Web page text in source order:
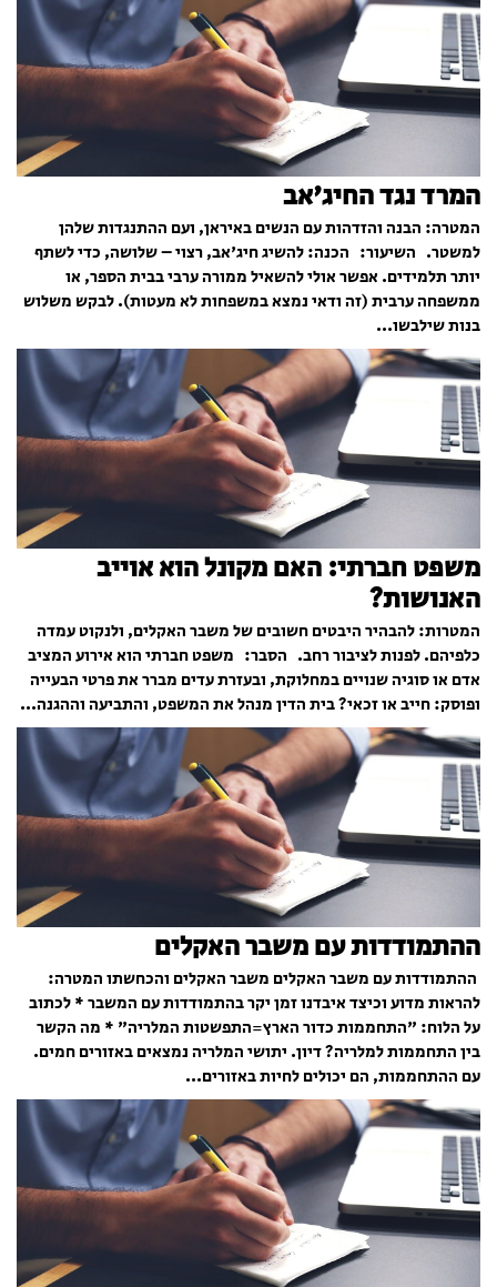
המרד נגד החיג'אב
המטרה: הבנה והזדהות עם הנשים באיראן, ועם ההתנגדות שלהן
למשטר. השיעור: הכנה: להשיג חיג'אב, רצוי – שלושה, כדי לשתף
יותר תלמידים. אפשר אולי להשאיל ממורה ערבי בבית הספר, או
ממשפחה ערבית (זה ודאי נמצא במשפחות לא מעטות). לבקש משלוש
בנות שילבשו...
משפט חברתי: האם מקונל הוא אוייב
האנושות?
המטרות: להבהיר היבטים חשובים של משבר האקלים, ולנקוט עמדה
כלפיהם. לפנות לציבור רחב. הסבר: משפט חברתי הוא אירוע המציב
אדם או סוגיה שנויים במחלוקת, ובעזרת עדים מברר את פרטי הבעייה
ופוסק: חייב או זכאי? בית הדין מנהל את המשפט, והתביעה וההגנה...
ההתמודדות עם משבר האקלים
ההתמודדות עם משבר האקלים משבר האקלים והכחשתו המטרה:
להראות מדוע וכיצד איבדנו זמן יקר בהתמודדות עם המשבר * לכתוב
על הלוח: "התחממות כדור הארץ=התפשטות המלריה" * מה הקשר
בין התחממות למלריה? דיון. יתושי המלריה נמצאים באזורים חמים.
עם ההתחממות, הם יכולים לחיות באזורים...